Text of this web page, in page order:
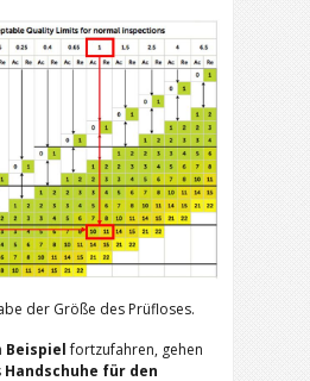
der Größe des Prüfloses.
Beispielfortzufahren, gehen
Handschuhe für den